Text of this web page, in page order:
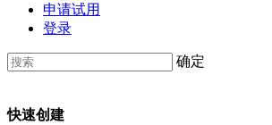
申请试用
登录
确定
快速创建